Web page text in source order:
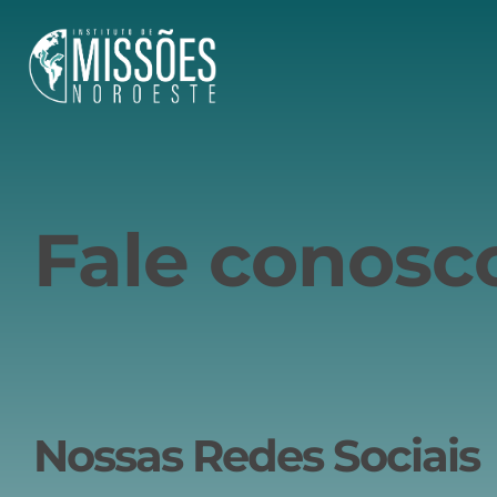
Fale
Nossas Redes Sociais